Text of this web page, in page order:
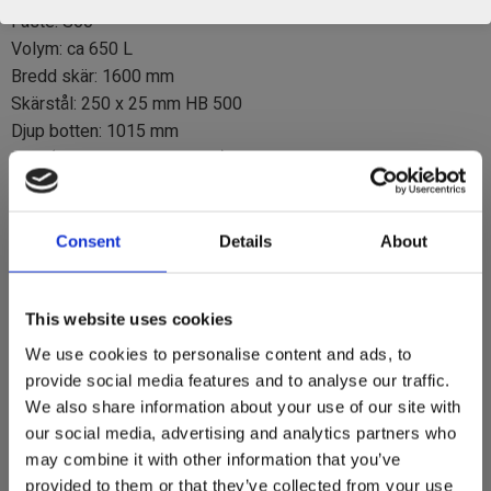
Consent Details About
This website uses cookies
We use cookies to personalise content and ads, to
provide social media features and to analyse our traffic.
We also share information about your use of our site with
our social media, advertising and analytics partners who
may combine it with other information that you’ve
provided to them or that they’ve collected from your use
Fäste: S60
Volym: ca 650 L
Bredd skär: 1600 mm
Skärstål: 250 x 25 mm HB 500
Djup botten: 1015 mm
Djup (skär till rygg utvändigt): 1320 mm
Slitribbor i Hardox
Rekommenderad maskinvikt: 14 - 16 ton